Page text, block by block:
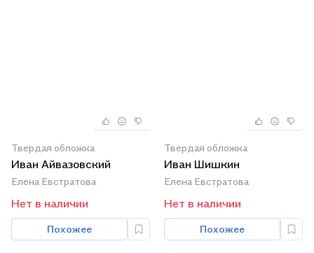
Твердая обложка
Иван Айвазовский
Елена Евстратова
Нет в наличии
Похожее
Твердая обложка
Иван Шишкин
Елена Евстратова
Нет в наличии
Похожее